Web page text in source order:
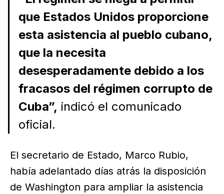
que Estados Unidos proporcione
esta asistencia al pueblo cubano,
que la necesita
desesperadamente debido a los
fracasos del régimen corrupto de
Cuba”, indicó el comunicado
oficial.
El secretario de Estado, Marco Rubio,
había adelantado días atrás la disposición
de Washington para ampliar la asistencia